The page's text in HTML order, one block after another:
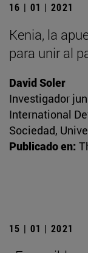
16 | 01 | 2021
Kenia, la
para unir al
David Soler
Investigador
International
Sociedad,
Publicado en:
15 | 01 | 2021